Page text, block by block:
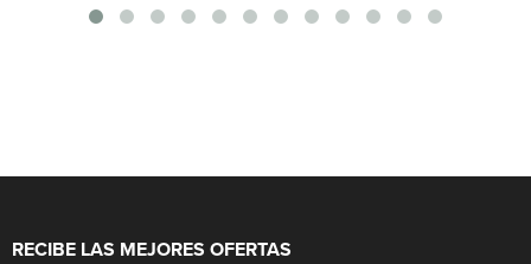
RECIBE LAS MEJORES OFERTAS